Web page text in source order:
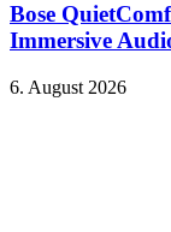
Bose
Immersive
6. August 2026